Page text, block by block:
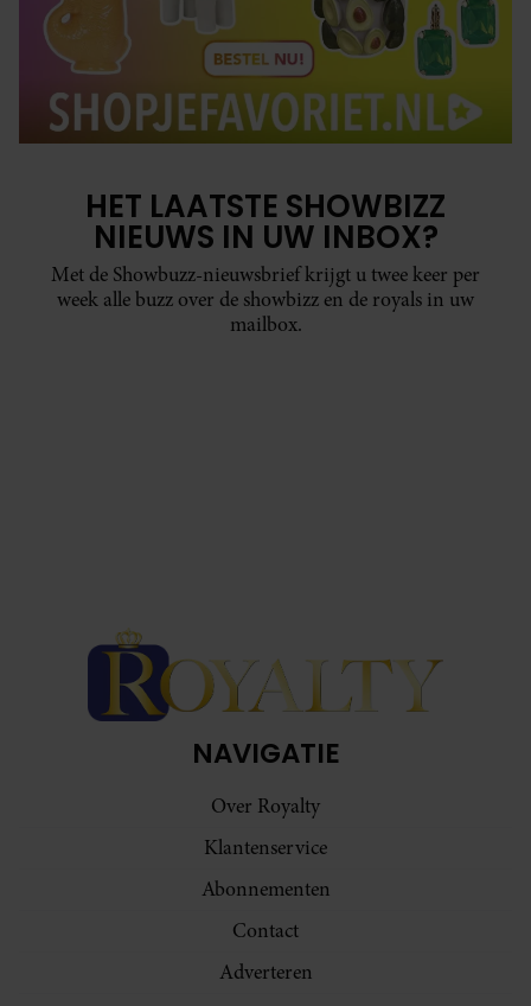
HET LAATSTE SHOWBIZZ
NIEUWS IN UW INBOX?
Met de Showbuzz-nieuwsbrief krijgt u twee keer per
week alle buzz over de showbizz en de royals in uw
mailbox.
NAVIGATIE
Over Royalty
Klantenservice
Abonnementen
Contact
Adverteren